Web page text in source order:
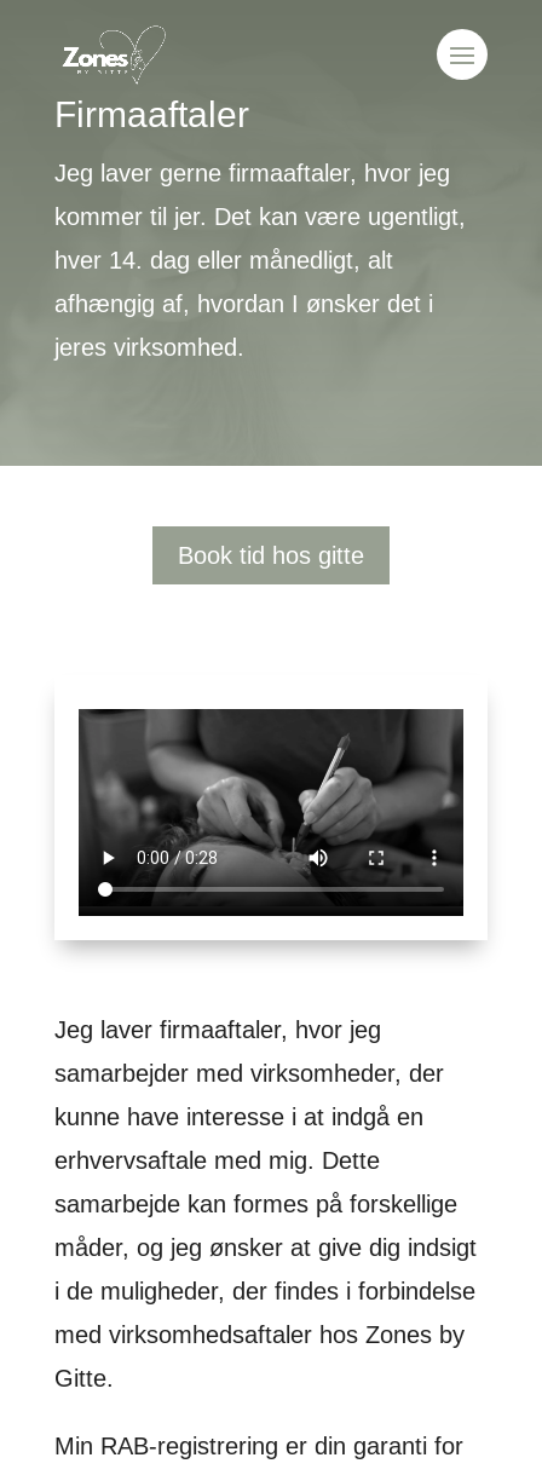
Firmaaftaler
Jeg laver gerne firmaaftaler, hvor jeg
kommer til jer. Det kan være ugentligt,
hver 14. dag eller månedligt, alt
afhængig af, hvordan I ønsker det i
jeres virksomhed.
Book tid hos gitte
Jeg laver firmaaftaler, hvor jeg
samarbejder med virksomheder, der
kunne have interesse i at indgå en
erhvervsaftale med mig. Dette
samarbejde kan formes på forskellige
måder, og jeg ønsker at give dig indsigt
i de muligheder, der findes i forbindelse
med virksomhedsaftaler hos Zones by
Gitte.
Min RAB-registrering er din garanti for